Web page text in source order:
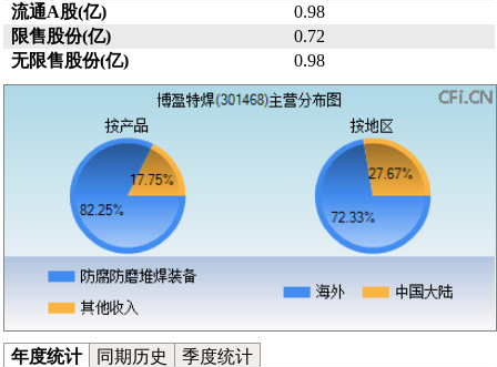
流通A股(亿)
0.98
限售股份(亿)
0.72
无限售股份(亿)
0.98
年度统计 同期历史 季度统计